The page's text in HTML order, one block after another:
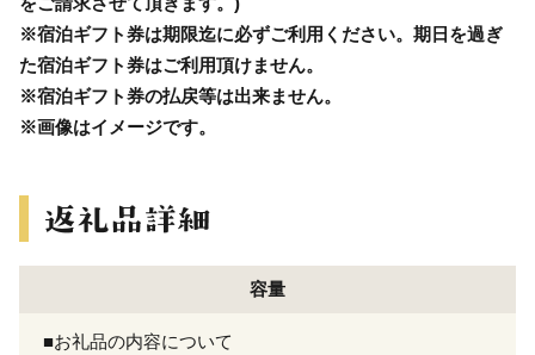
※宿泊ギフト券は期限迄に必ずご利用ください。期日を過ぎ
た宿泊ギフト券はご利用頂けません。
※宿泊ギフト券の払戻等は出来ません。
※画像はイメージです。
容量
■お礼品の内容について